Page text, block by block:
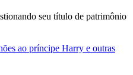
ao príncipe Harry e outras